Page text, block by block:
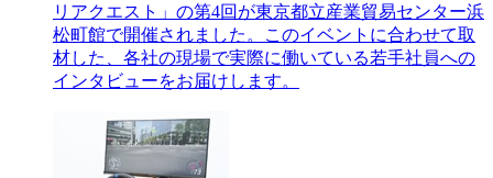
リアクエスト」の第4回が東京都立産業貿易センター浜
松町館で開催されました。このイベントに合わせて取
材した、各社の現場で実際に働いている若手社員への
インタビューをお届けします。